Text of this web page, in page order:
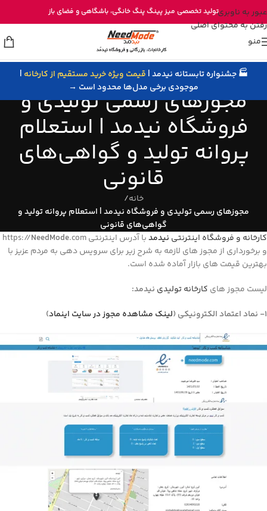
عبور به ناوبری
رفتن به محتوای اصلی
خرید مستقیم میز پینگ پنگ از تولیدی نیدمد
تولید تخصصی میز پینگ پنگ خانگی، باشگاهی و فضای باز
منو
🏭 جشنواره تابستانه نیدمد | قیمت ویژه خرید مستقیم از کارخانه |
موجودی برخی مدل‌ها محدود است →
مجوزهای رسمی تولیدی و
فروشگاه نیدمد | استعلام
پروانه تولید و گواهی‌های
قانونی
خانه/
مجوزهای رسمی تولیدی و فروشگاه نیدمد | استعلام پروانه تولید و
گواهی‌های قانونی
کارخانه و فروشگاه اینترنتی نیدمدبا آدرس اینترنتی https:// NeedMode.com
و برخورداری از مجوز های لازمه به شرح زیر برای سرویس دهی به مردم عزیز با
بهترین قیمت های بازار آماده شده است.
لیست مجوز های کارخانه تولیدی نیدمد:
1- نماد اعتماد الکترونیکی (
لینک مشاهده مجوز در سایت اینماد)